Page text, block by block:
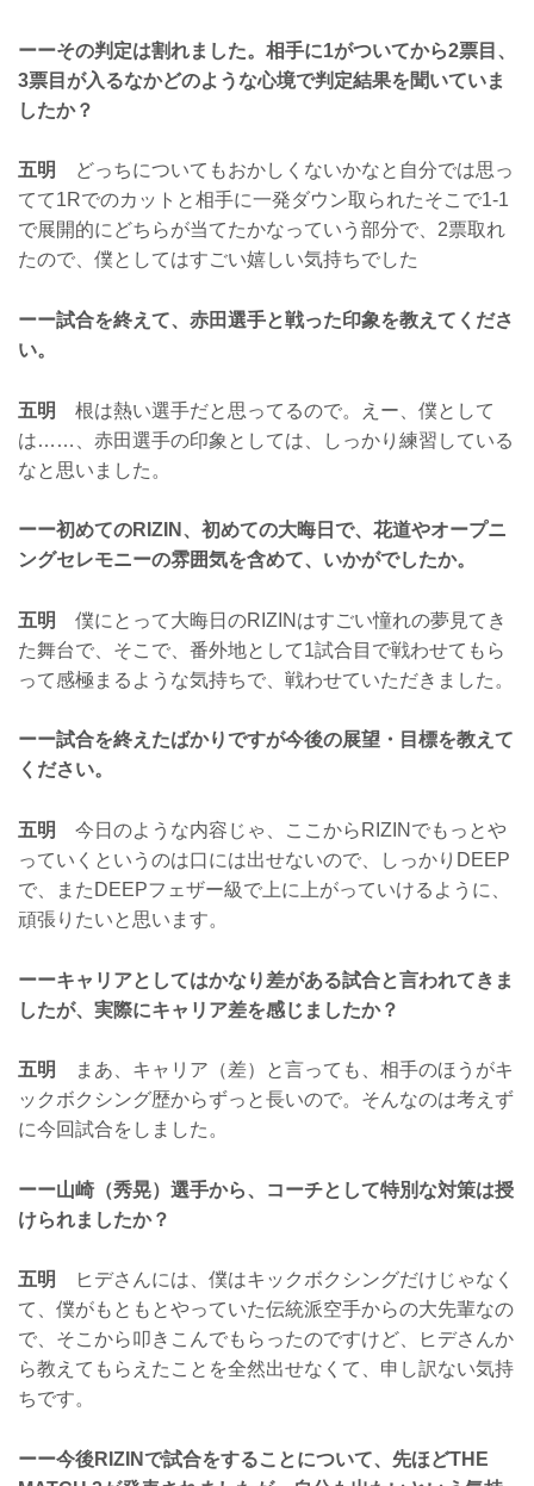
ーーその判定は割れました。相手に1がついてから2票目、
3票目が入るなかどのような心境で判定結果を聞いていま
したか？
五明
どっちについてもおかしくないかなと自分では思っ
てて1Rでのカットと相手に一発ダウン取られたそこで1-1
で展開的にどちらが当てたかなっていう部分で、2票取れ
たので、僕としてはすごい嬉しい気持ちでした
ーー試合を終えて、赤田選手と戦った印象を教えてくださ
い。
五明
根は熱い選手だと思ってるので。えー、僕として
は……、赤田選手の印象としては、しっかり練習している
なと思いました。
ーー初めてのRIZIN、初めての大晦日で、花道やオープニ
ングセレモニーの雰囲気を含めて、いかがでしたか。
五明
僕にとって大晦日のRIZINはすごい憧れの夢見てき
た舞台で、そこで、番外地として1試合目で戦わせてもら
って感極まるような気持ちで、戦わせていただきました。
ーー試合を終えたばかりですが今後の展望・目標を教えて
ください。
五明
今日のような内容じゃ、ここからRIZINでもっとや
っていくというのは口には出せないので、しっかりDEEP
で、またDEEPフェザー級で上に上がっていけるように、
頑張りたいと思います。
ーーキャリアとしてはかなり差がある試合と言われてきま
したが、実際にキャリア差を感じましたか？
五明
まあ、キャリア（差）と言っても、相手のほうがキ
ックボクシング歴からずっと長いので。そんなのは考えず
に今回試合をしました。
ーー山崎（秀晃）選手から、コーチとして特別な対策は授
けられましたか？
五明
ヒデさんには、僕はキックボクシングだけじゃなく
て、僕がもともとやっていた伝統派空手からの大先輩なの
で、そこから叩きこんでもらったのですけど、ヒデさんか
ら教えてもらえたことを全然出せなくて、申し訳ない気持
ちです。
ーー今後RIZINで試合をすることについて、先ほどTHE